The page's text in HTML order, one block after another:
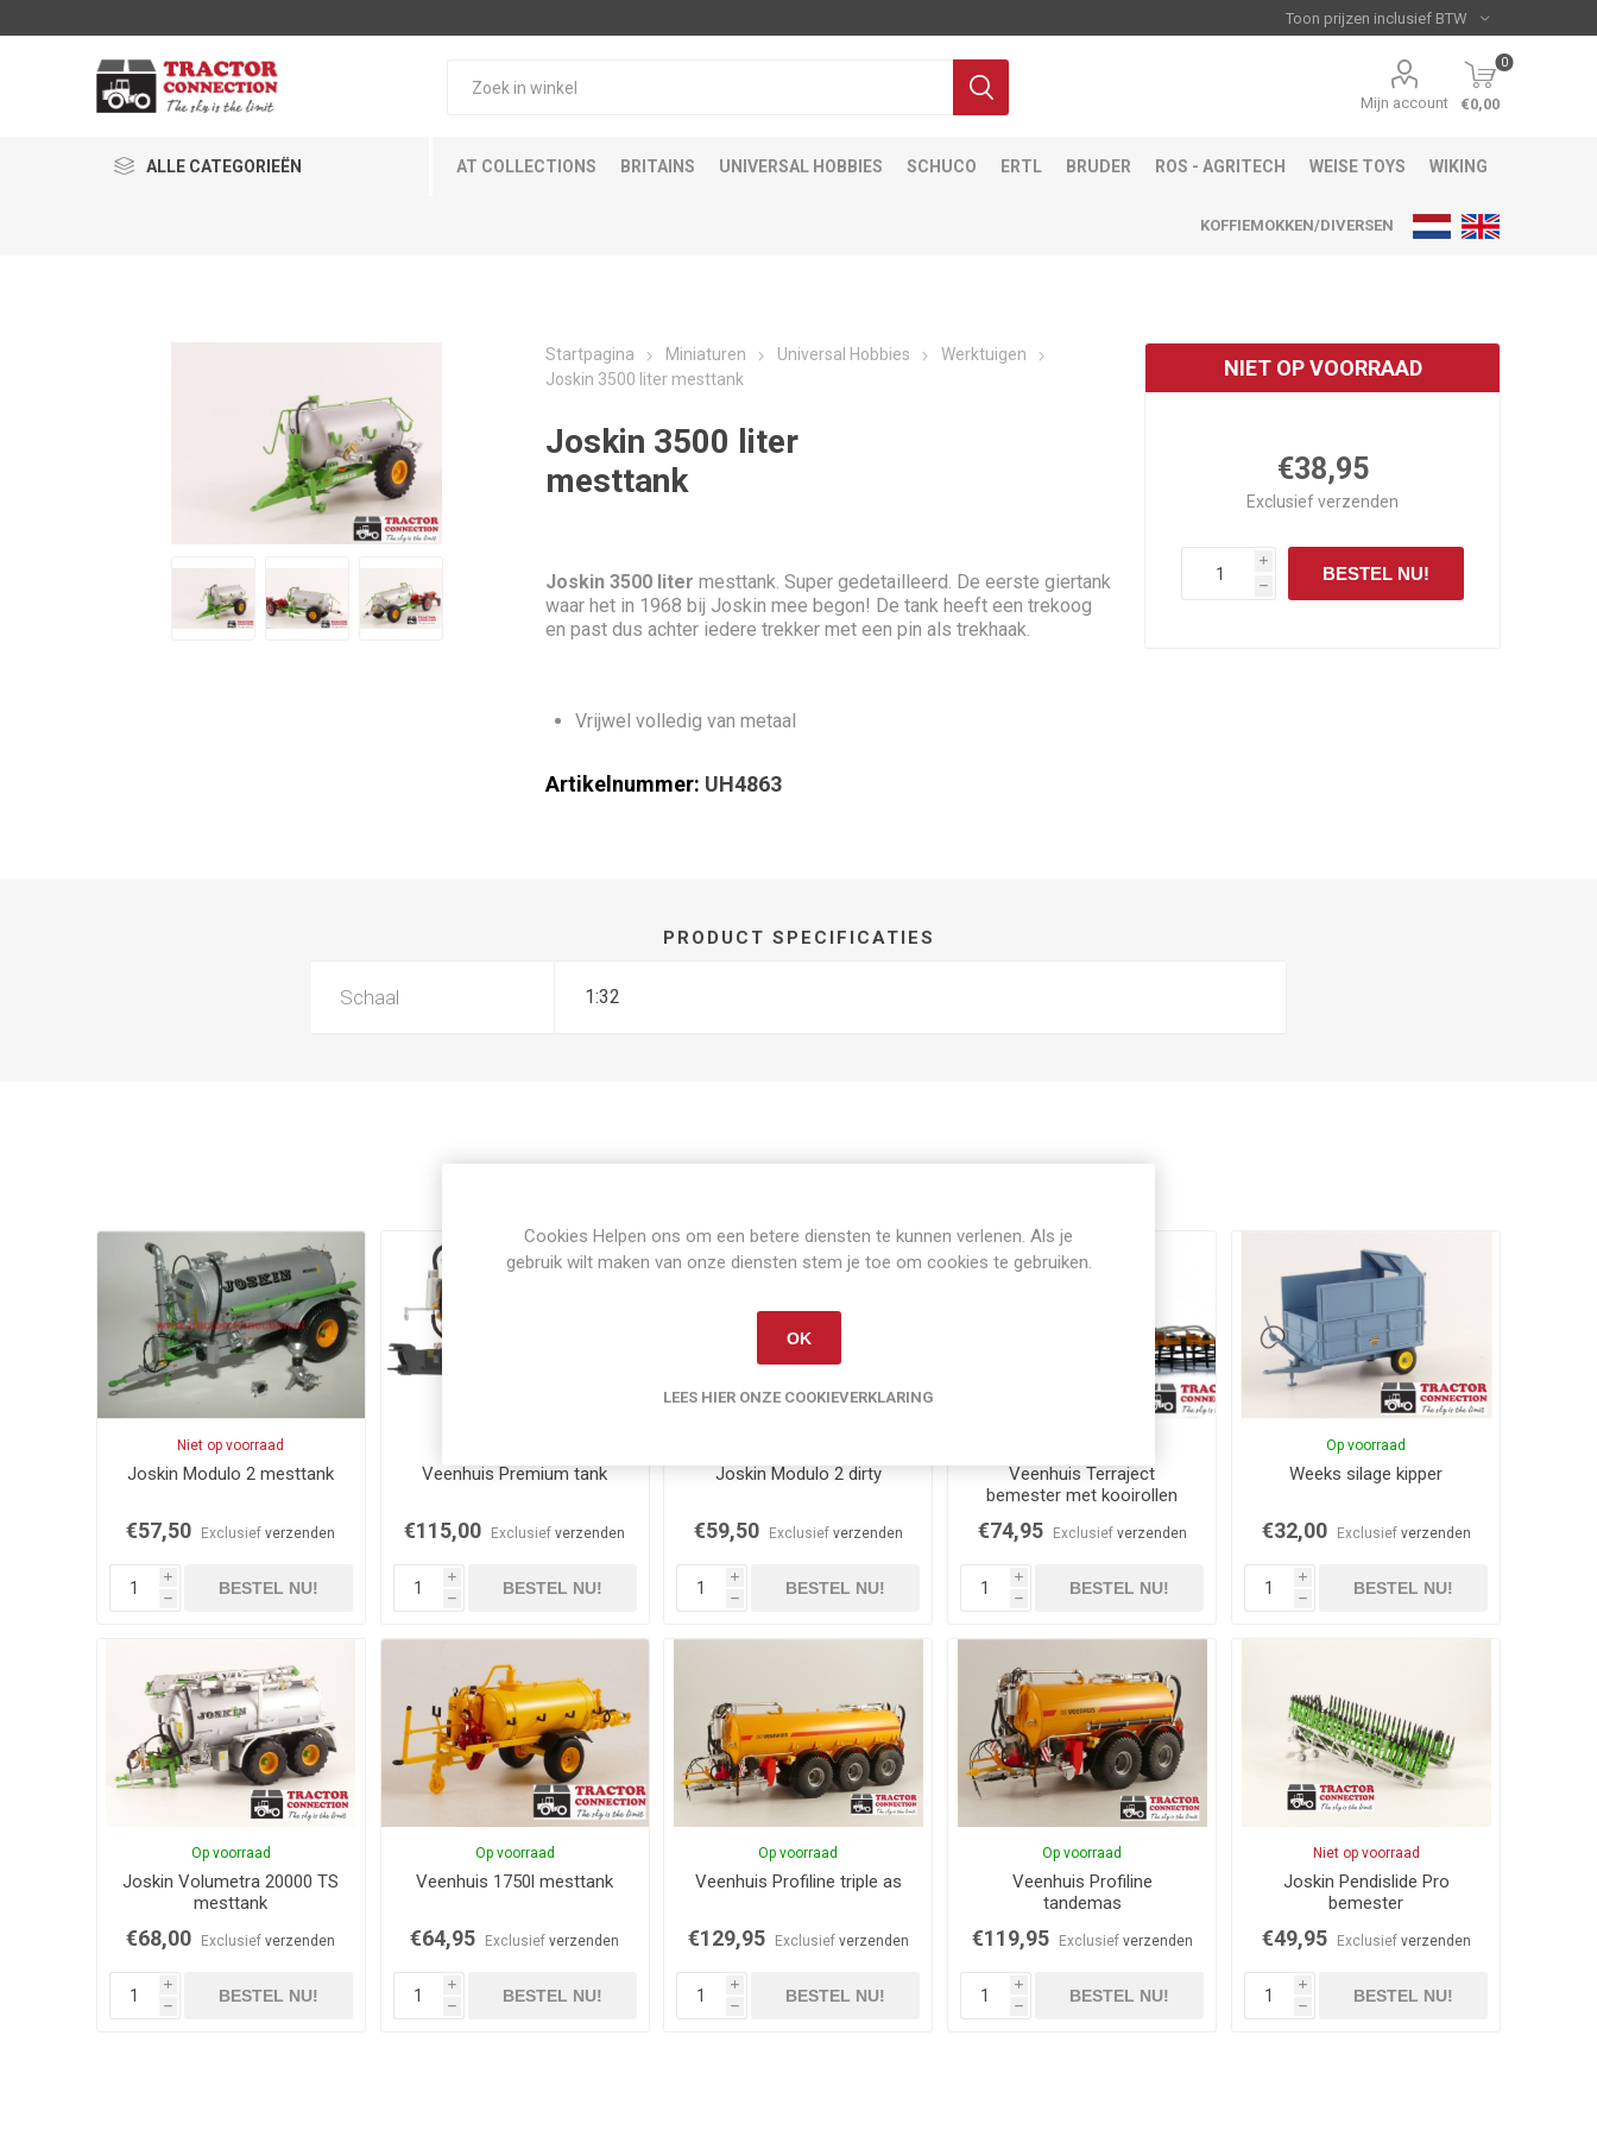
Mijn account
0
€0,00
ALLE CATEGORIEËN AT COLLECTIONS BRITAINS UNIVERSAL HOBBIES SCHUCO ERTL BRUDER ROS - AGRITECH WEISE TOYS WIKING
KOFFIEMOKKEN/DIVERSEN
Startpagina Miniaturen Universal Hobbies
Werktuigen
Joskin 3500 liter mesttank
Joskin 3500 liter
mesttank
Joskin 3500 litermesttank. Super gedetailleerd. De eerste giertank
waar het in 1968 bij Joskin mee begon! De tank heeft een trekoog
en past dus achter iedere trekker met een pin als trekhaak.
Vrijwel volledig van metaal
Artikelnummer: UH4863
NIET OP VOORRAAD
€38,95
Exclusiefverzenden
i
h
BESTEL NU!
PRODUCT SPECIFICATIES
Schaal 1:32
Niet op voorraad
Joskin Modulo 2 mesttank
€57,50 Exclusiefverzenden
i
h
BESTEL NU!
Veenhuis Premium tank
€115,00 Exclusiefverzenden
i
h
BESTEL NU!
Joskin Modulo 2 dirty
€59,50 Exclusief verzenden
i
h
BESTEL NU!
Veenhuis Terraject
bemester met kooirollen
€74,95 Exclusief verzenden
i
h
BESTEL NU!
Op voorraad
Weeks silage kipper
€32,00 Exclusief verzenden
i
h
BESTEL NU!
Op voorraad
Joskin Volumetra 20000 TS
mesttank
€68,00 Exclusiefverzenden
i
h
BESTEL NU!
Op voorraad
Veenhuis 1750l mesttank
€64,95 Exclusiefverzenden
i
h
BESTEL NU!
Op voorraad
Veenhuis Profiline triple as
€129,95 Exclusief verzenden
i
h
BESTEL NU!
Op voorraad
Veenhuis Profiline
tandemas
€119,95 Exclusief verzenden
i
h
BESTEL NU!
Niet op voorraad
Joskin Pendislide Pro
bemester
€49,95 Exclusief verzenden
i
h
BESTEL NU!
Cookies Helpen ons om een betere diensten te kunnen verlenen. Als je
gebruik wilt maken van onze diensten stem je toe om cookies te gebruiken.
OK
LEES HIER ONZE COOKIEVERKLARING